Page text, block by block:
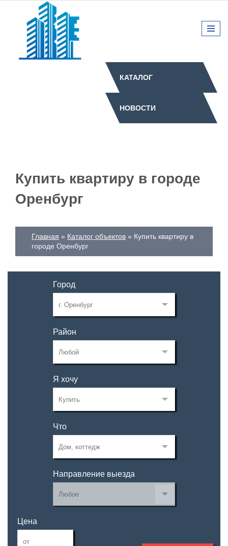
КАТАЛОГ
НОВОСТИ
Купить квартиру в городе
Оренбург
Главная Каталог объектов
Купить квартиру в
городе Оренбург
Город
Район
Я хочу
Что
Направление выезда
Цена
—